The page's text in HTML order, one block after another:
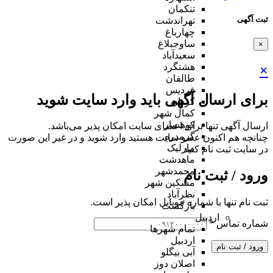
ثبت آگهی
×
×
برای ارسال آگهی باید وارد سایت شوید
ارسال آگهی تنها برای اعضای سایت امکان پذیر می‌باشد.
چنانچه هم‌ اکنون عضو سایت هستید وارد شوید و در غیر این صورت
در سایت ثبت نام کنید
ورود / ثبت نام
ثبت نام تنها با شماره موبایل امکان پذیر است.
شماره تماس*
ورود / ثبت نام
تنکمان
تهراندشت
چهارباغ
ساوجبلاغ
سعیدآباد
هشتگرد
طالقان
فردیس
کردان
کمال شهر
کوهسار
گرمدره
مارلیک
ماهدشت
محمدشهر
مشکین شهر
نظرآباد
بازگشت
اردبیل
تمام شهر‌ها
اردبیل
آبی بیگلو
اصلان دوز